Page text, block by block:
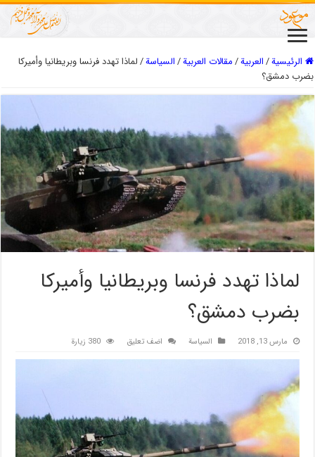
الرئيسية/العربیة/مقالات العربیة/السیاسة/لماذا تهدد فرنسا وبريطانيا وأميركا
بضرب دمشق؟
لماذا تهدد فرنسا وبريطانيا وأميركا
بضرب دمشق؟
مارس 13, 2018 السیاسة اضف تعليق 380 زيارة